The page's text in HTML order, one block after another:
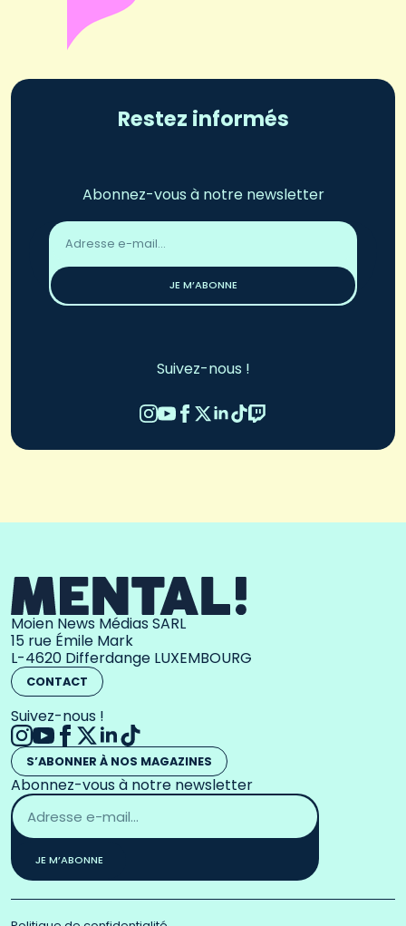
Restez informés
Abonnez-vous à notre newsletter
Adresse
email
JE M’ABONNE
Suivez-nous !
Moien News Médias SARL
15 rue Émile Mark
L-4620 Differdange LUXEMBOURG
CONTACT
Suivez-nous !
S’ABONNER À NOS MAGAZINES
Abonnez-vous à notre newsletter
Adresse
email
*
JE M’ABONNE